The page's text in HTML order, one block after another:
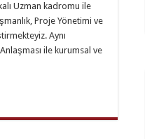
Uzman kadromu ile
Proje Yönetimi ve
Aynı
ile kurumsal ve